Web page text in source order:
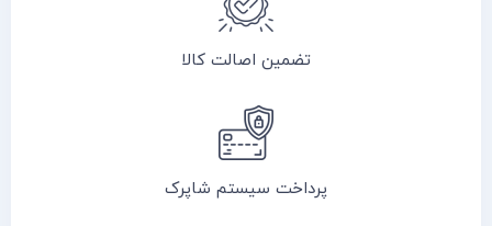
تضمین اصالت کالا
پرداخت سیستم شاپرک